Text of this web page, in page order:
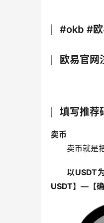
#okb #
欧易官网
填写推
卖币
卖币就是
以USDT
USDT】—【确